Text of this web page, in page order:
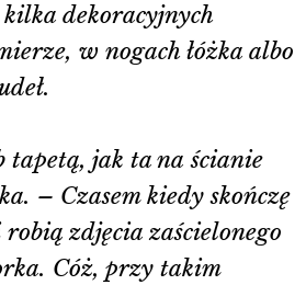
dekoracyjnych
w nogach łóżka albo
jak ta na ścianie
– Czasem kiedy skończę
zdjęcia zaścielonego
Cóż, przy takim